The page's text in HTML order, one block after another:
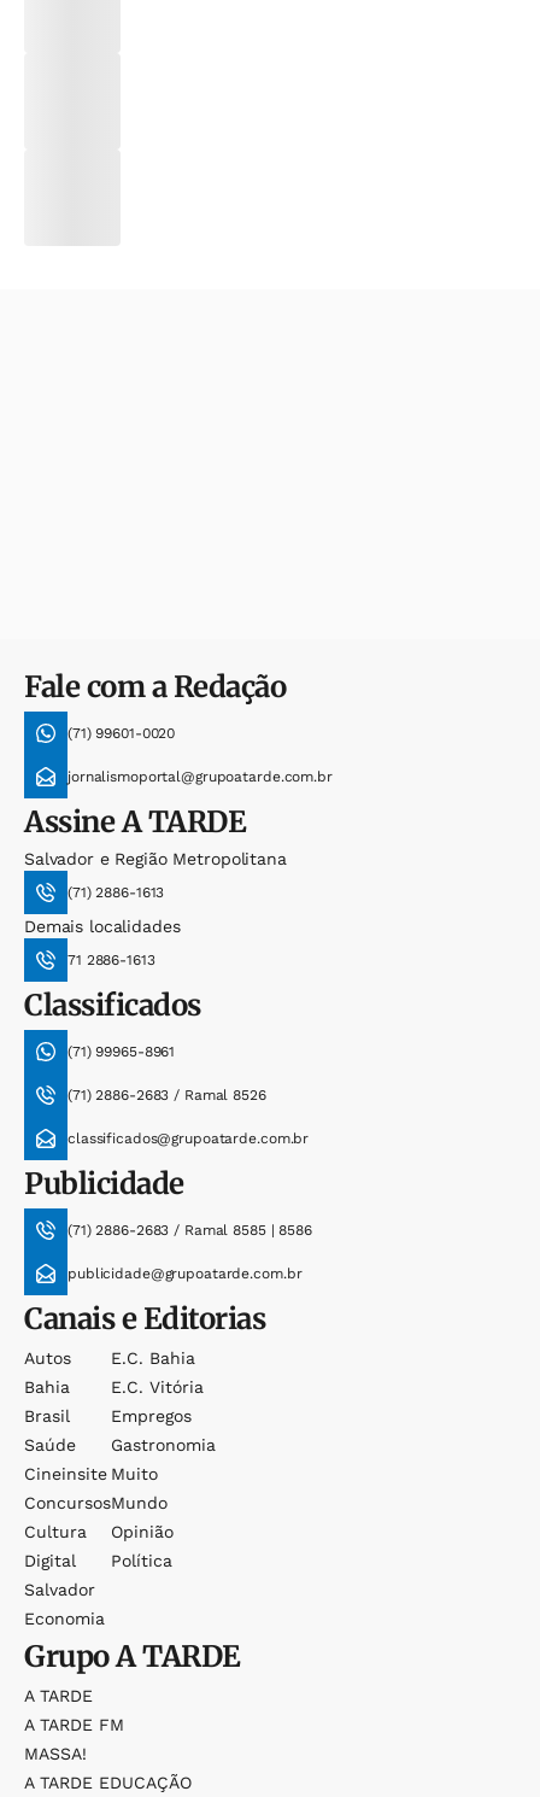
Fale com a Redação
(71) 99601-0020
jornalismoportal@grupoatarde.com.br
AssineA TARDE
Salvador e Região Metropolitana
(71) 2886-1613
Demais localidades
71 2886-1613
Classificados
(71) 99965-8961
(71) 2886-2683 / Ramal 8526
classificados@grupoatarde.com.br
Publicidade
(71) 2886-2683 / Ramal 8585 | 8586
publicidade@grupoatarde.com.br
Canais e Editorias
Autos
Bahia
Brasil
Saúde
Cineinsite
Concursos
Cultura
Digital
Salvador
Economia
E.c. Bahia
E.c. Vitória
Empregos
Gastronomia
Muito
Mundo
Opinião
Política
GrupoA TARDE
A TARDE
A TARDE FM
MASSA!
A TARDE EDUCAÇÃO